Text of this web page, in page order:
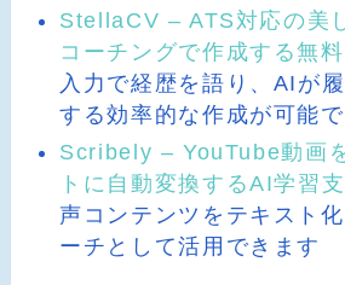
StellaCV – ATS対応の美
コーチングで作成する無
入力で経歴を語り、AIが
する効率的な作成が可能
Scribely – YouTube動画
トに自動変換するAI学習
声コンテンツをテキスト
ーチとして活用できます